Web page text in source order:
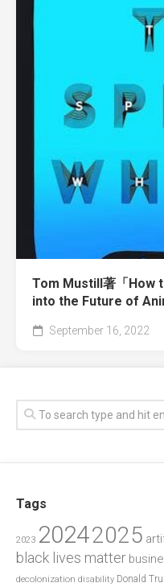
Tom Mustill著「How
into the Future of
September 16, 2022
Tags
2023 20242025
black lives matter
decolonization disability Donald